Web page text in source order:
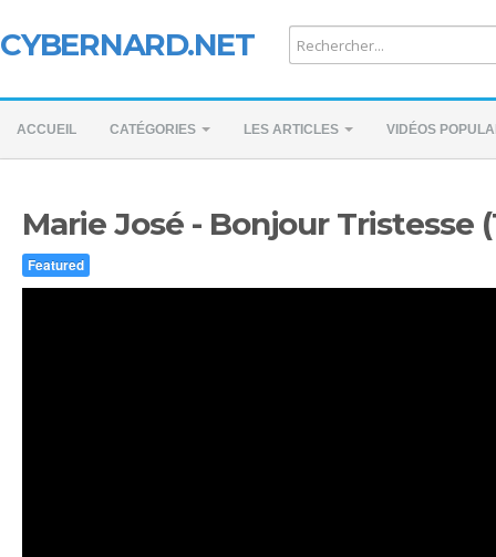
CYBERNARD.NET
ACCUEIL CATÉGORIES LES ARTICLES VIDÉOS
Marie José - Bonjour Tristesse
Featured